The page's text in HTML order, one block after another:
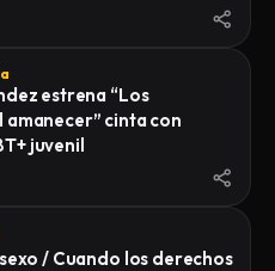
estrena “Los
amanecer” cinta con
juvenil
/ Cuando los derechos